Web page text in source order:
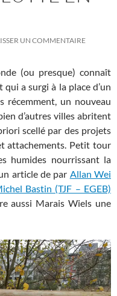
UN COMMENTAIRE
(ou presque) connaît
a surgi à la place d’un
récemment, un nouveau
d’autres villes abritent
scellé par des projets
attachements. Petit tour
humides nourrissant la
article de par Allan Wei
Bastin (TJF – EGEB)
aussi Marais Wiels une